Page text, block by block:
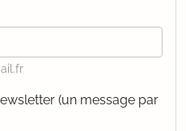
(un message par